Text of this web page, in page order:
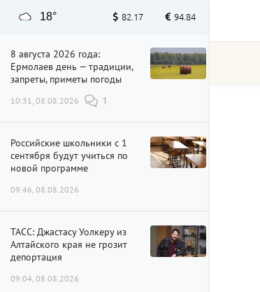
18° 82.17 94.84
8 августа 2026 года:
Ермолаев день — традиции,
запреты, приметы погоды
10:31, 08.08.2026 1
Российские школьники с 1
сентября будут учиться по
новой программе
09:46, 08.08.2026
ТАСС: Джастасу Уолкеру из
Алтайского края не грозит
депортация
09:04, 08.08.2026